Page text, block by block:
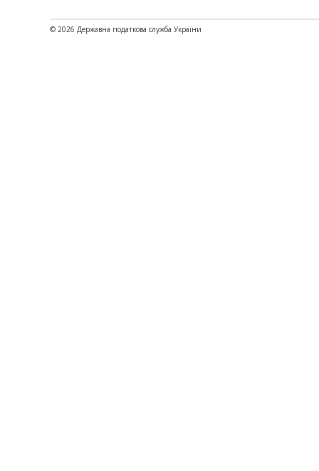
© 2026 Державна податкова служба України